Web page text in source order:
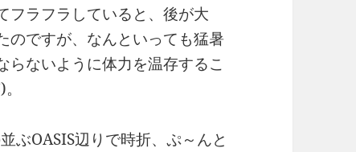
フラフラしていると、後が大
のですが、なんといっても猛暑
らないように体力を温存するこ
ぶOASIS辺りで時折、ぷ～んと